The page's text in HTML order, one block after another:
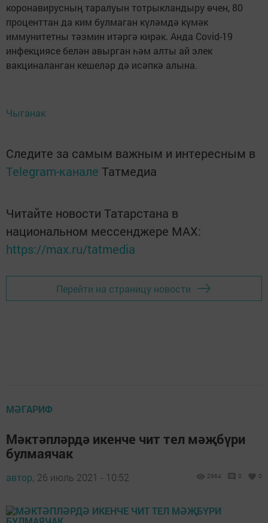
коронавирусның таралуын тотрыкландыру өчен, 80
проценттан да ким булмаган күләмдә күмәк
иммунитетны тәэмин итәргә кирәк. Анда Covid-19
инфекциясе белән авырган һәм алты ай элек
вакциналанган кешеләр дә исәпкә алына.
Чыганак
Следите за самым важным и интересным в
Telegram-канале Татмедиа
Читайте новости Татарстана в
национальном мессенджере MАХ:
https://max.ru/tatmedia
Перейти на страницу новости
МӘГАРИФ
Мәктәпләрдә икенче чит тел мәҗбүри
булмаячак
автор, 26 июль 2021 - 10:52 2964 0 0